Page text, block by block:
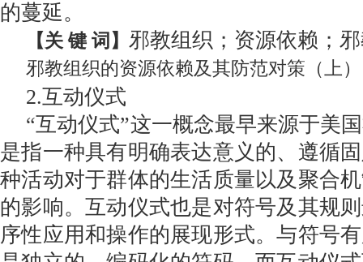
的蔓延。
【关 键 词】 邪教组织；资源依赖；
邪教组织的资源依赖及其防范对策（上）
2.互动仪式
“互动仪式”这一概念最早来源于美
是指一种具有明确表达意义的、遵循
种活动对于群体的生活质量以及聚合
的影响。互动仪式也是对符号及其规
序性应用和操作的展现形式。与符号